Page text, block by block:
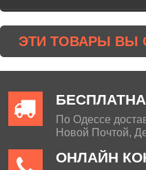
ЭТИ ТОВАРЫ ВЫ
По Одессе
Новой Почтой,
ОНЛАЙН